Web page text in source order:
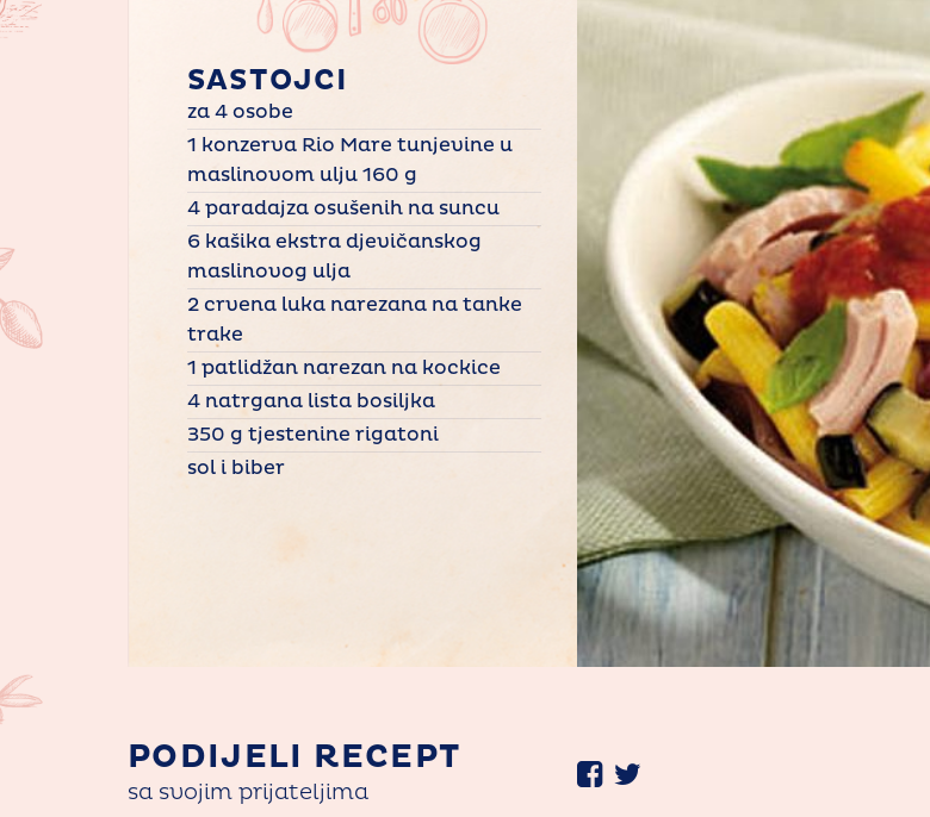
SASTOJCI
za 4 osobe
1 konzerva Rio Mare tunjevine u
maslinovom ulju 160 g
4 paradajza osušenih na suncu
6 kašika ekstra djevičanskog
maslinovog ulja
2 crvena luka narezana na tanke
trake
1 patlidžan narezan na kockice
4 natrgana lista bosiljka
350 g tjestenine rigatoni
sol i biber
PODIJELI RECEPT
sa svojim prijateljima